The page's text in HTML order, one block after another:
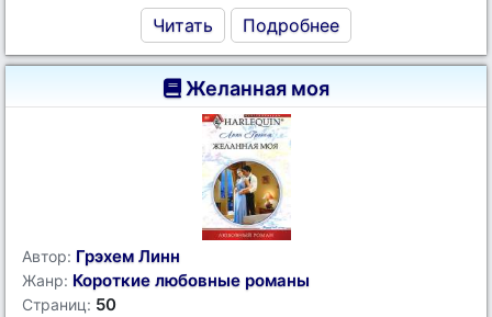
Читать Подробнее
Желанная моя
Автор: Грэхем Линн
Жанр: Короткие любовные романы
Страниц: 50